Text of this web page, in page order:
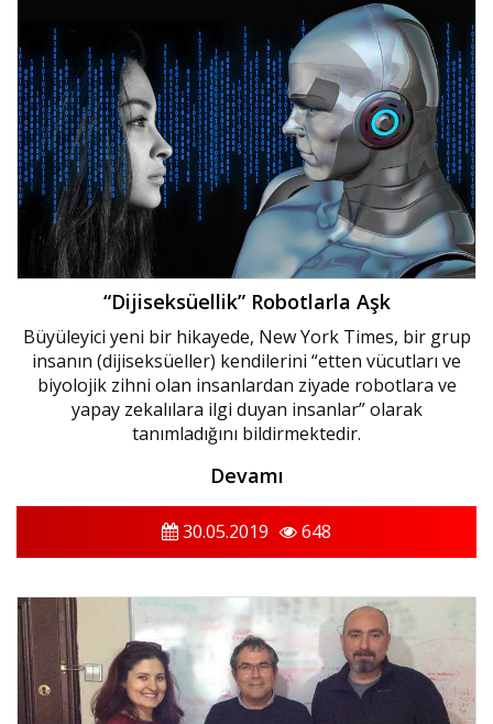
“Dijiseksüellik” Robotlarla Aşk
Büyüleyici yeni bir hikayede, New York Times, bir grup
insanın (dijiseksüeller) kendilerini “etten vücutları ve
biyolojik zihni olan insanlardan ziyade robotlara ve
yapay zekalılara ilgi duyan insanlar” olarak
tanımladığını bildirmektedir.
Devamı
30.05.2019 648